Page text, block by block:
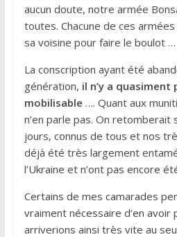
aucun doute, notre armée
toutes. Chacune de ces
sa voisine pour faire le boulot …
La conscription ayant été
génération, il n’y a quasiment
mobilisable …. Quant aux
n’en parle pas. On retomberait
jours, connus de tous et nos
déjà été très largement
l’Ukraine et n’ont pas encore
Certains de mes camarades
vraiment nécessaire d’en avoir
arriverions ainsi très vite au